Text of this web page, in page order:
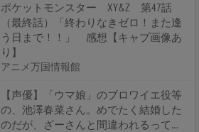
ポケットモンスター XY&Z 第47話
（最終話）「終わりなきゼロ！また逢
う日まで！！」 感想【キャプ画像あ
り】
アニメ万国情報館
【声優】「ウマ娘」のブロワイエ役等
の、池澤春菜さん。めでたく結婚した
のだが、ざーさんと間違われるって…